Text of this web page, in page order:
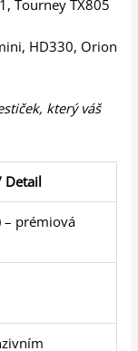
Tourney TX805
HD330, Orion
který váš
Detail
– prémiová